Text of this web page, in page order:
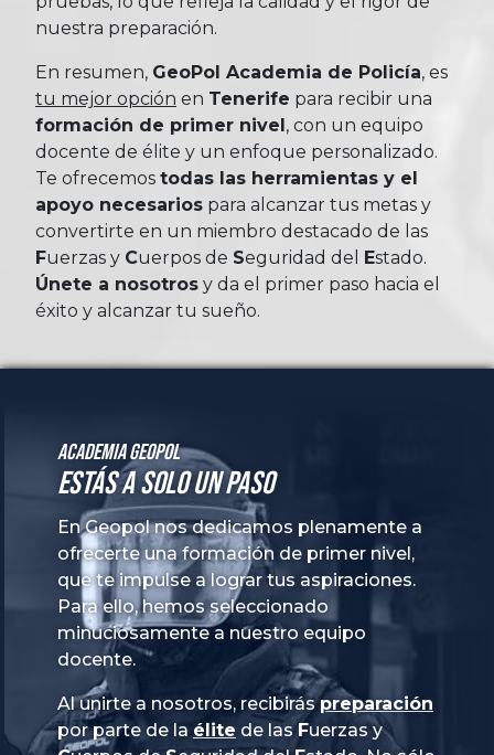
nuestra preparación.
En resumen, GeoPol Academia de Policía, es
tu mejor opción en Tenerife para recibir una
formación de primer nivel , con un equipo
docente de élite y un enfoque personalizado.
Te ofrecemos todas las herramientas y el
apoyo necesarios para alcanzar tus metas y
convertirte en un miembro destacado de las
Fuerzas y Cuerpos de Seguridad del Estado.
Únete a nosotros y da el primer paso hacia el
éxito y alcanzar tu sueño.
Academia GeoPol
Estás a solo un paso
En Geopol nos dedicamos plenamente a
ofrecerte una formación de primer nivel,
que te impulse a lograr tus aspiraciones.
Para ello, hemos seleccionado
minuciosamente a nuestro equipo
docente.
Al unirte a nosotros, recibiráspreparación
por parte de la élite de las Fuerzas y